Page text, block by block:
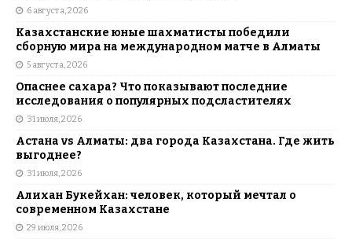
6 августа, 2026
Казахстанские юные шахматисты победили
сборную мира на международном матче в Алматы
5 августа, 2026
Опаснее сахара? Что показывают последние
исследования о популярных подсластителях
31 июля, 2026
Астана vs Алматы: два города Казахстана. Где жить
выгоднее?
31 июля, 2026
Алихан Букейхан: человек, который мечтал о
современном Казахстане
29 июля, 2026